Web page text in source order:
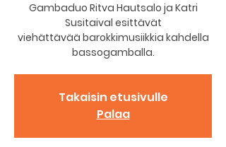
Gambaduo Ritva Hautsalo ja Katri
Susitaival esittävät
viehättävää barokkimusiikkia kahdella
bassogamballa.
Takaisin etusivulle
Palaa